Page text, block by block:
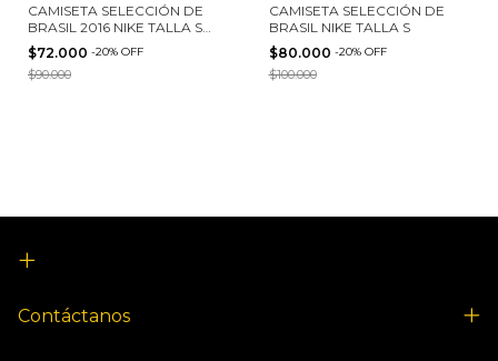
CAMISETA SELECCIÓN DE
BRASIL 2016 NIKE TALLA S
NIÑO
$72.000 -20% OFF
$90.000
CAMISETA SELECCIÓN DE
BRASIL NIKE TALLA S
$80.000 -20% OFF
$100.000
Contáctanos